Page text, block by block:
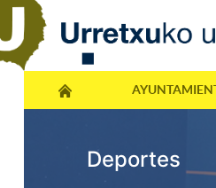
Deportes